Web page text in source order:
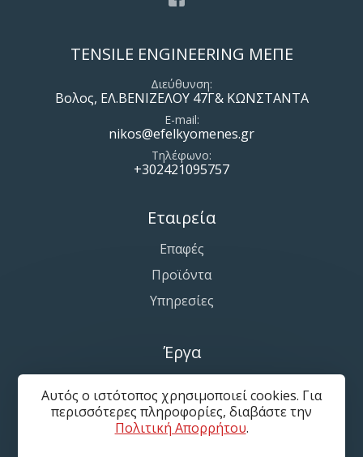
Εταιρεία
Επαφές
Προϊόντα
Υπηρεσίες
Έργα
Συστήματα Σκίασης Πάρκινγκ
Κάλυψη Αθλητικών Χώρων
TENSILE ENGINEERING ΜΕΠΕ
Διεύθυνση
Βολος, ΕΛ.ΒΕΝΙΖΕΛΟΥ 47Γ& ΚΩΝΣΤΑΝΤΑ
E-mail
nikos@efelkyomenes.gr
Τηλέφωνο
+302421095757
Αυτός ο ιστότοπος χρησιμοποιεί cookies. Για
περισσότερες πληροφορίες, διαβάστε την
Πολιτική Απορρήτου.